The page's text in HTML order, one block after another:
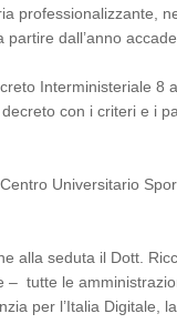
professionalizzante,
dall’anno
Interministeriale
con i criteri e i
Universitario
alla seduta il Dott.
– tutte le
per l’Italia Digitale,